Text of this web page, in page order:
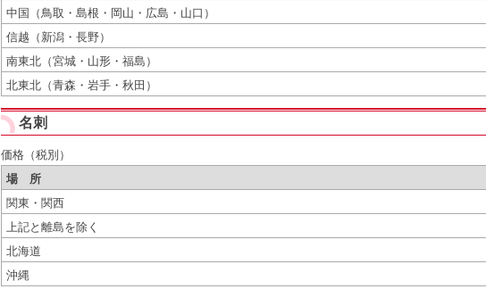
中国（鳥取・島根・岡山・広島・山口）
信越（新潟・長野）
南東北（宮城・山形・福島）
北東北（青森・岩手・秋田）
名刺
価格（税別）
場 所
関東・関西
上記と離島を除く
北海道
沖縄